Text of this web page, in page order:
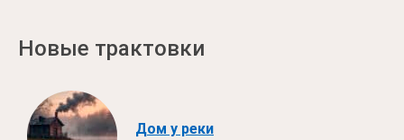
Новые трактовки
Дом у реки